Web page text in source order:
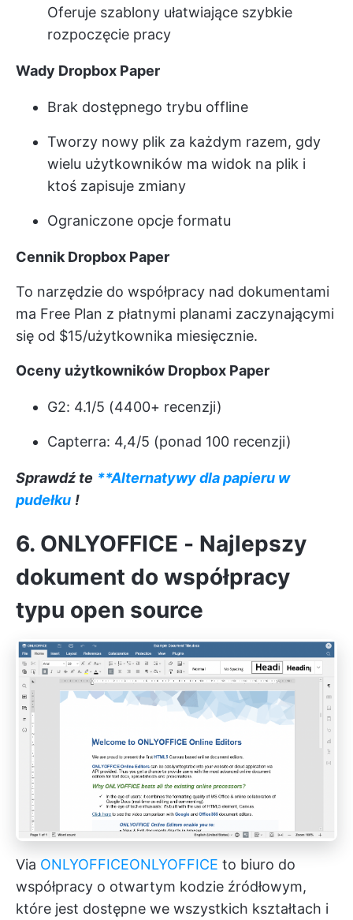
Oferuje szablony ułatwiające szybkie
rozpoczęcie pracy
Wady Dropbox Paper
Brak dostępnego trybu offline
Tworzy nowy plik za każdym razem, gdy
wielu użytkowników ma widok na plik i
ktoś zapisuje zmiany
Ograniczone opcje formatu
Cennik Dropbox Paper
To narzędzie do współpracy nad dokumentami
ma Free Plan z płatnymi planami zaczynającymi
się od $15/użytkownika miesięcznie.
Oceny użytkowników Dropbox Paper
G2: 4.1/5 (4400+ recenzji)
Capterra: 4,4/5 (ponad 100 recenzji)
Sprawdź te **Alternatywy dla papieru w
pudełku !
6. ONLYOFFICE - Najlepszy
dokument do współpracy
typu open source
Via ONLYOFFICEONLYOFFICE to biuro do
współpracy o otwartym kodzie źródłowym,
które jest dostępne we wszystkich kształtach i